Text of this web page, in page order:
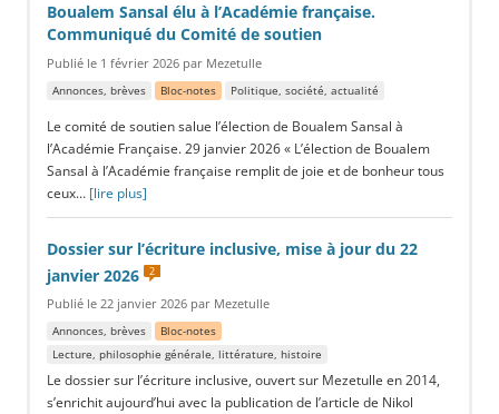
Boualem Sansal élu à l’Académie française.
Communiqué du Comité de soutien
Publié le 1 février 2026 par Mezetulle
Annonces, brèves Bloc-notes Politique, société, actualité
Le comité de soutien salue l’élection de Boualem Sansal à
l’Académie Française. 29 janvier 2026 « L’élection de Boualem
Sansal à l’Académie française remplit de joie et de bonheur tous
ceux… [lire plus]
Dossier sur l’écriture inclusive, mise à jour du 22
janvier 2026
2
Publié le 22 janvier 2026 par Mezetulle
Annonces, brèves
Bloc-notes
Lecture, philosophie générale, littérature, histoire
Le dossier sur l’écriture inclusive, ouvert sur Mezetulle en 2014,
s’enrichit aujourd’hui avec la publication de l’article de Nikol